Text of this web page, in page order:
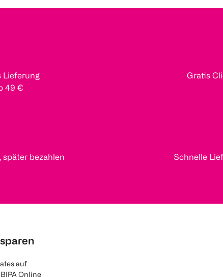
Lieferung
49 €
Gratis
später bezahlen Schnelle
auf
Online